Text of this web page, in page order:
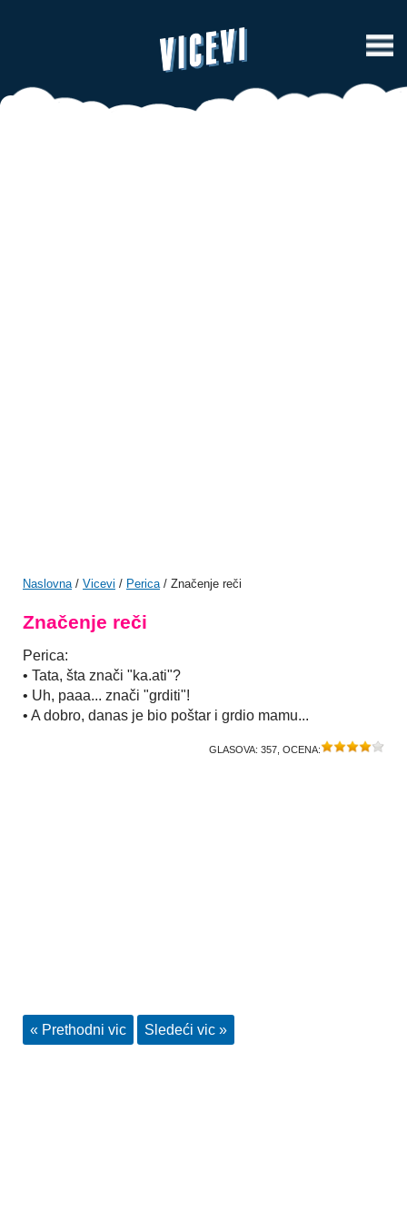
Naslovna/ Vicevi / Perica/ Značenje reči
Značenje reči
Perica:
• Tata, šta znači "ka.ati"?
• Uh, paaa... znači "grditi"!
• A dobro, danas je bio poštar i grdio mamu...
GLASOVA: 357 , OCENA:
« Prethodni vic Sledeći vic »